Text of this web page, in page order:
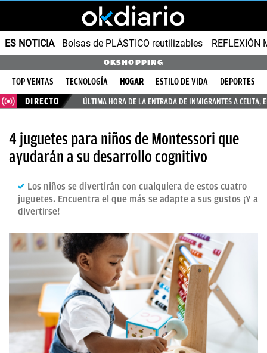
ES NOTICIA Bolsas de PLÁSTICO reutilizables REFLEXIÓN
OKSHOPPING
TOP VENTAS TECNOLOGÍA HOGAR ESTILO DE VIDA
DEPORTES
DIRECTO
ÚLTIMA HORA DE LA ENTRADA DE INMIGRANTES A CEUTA,
4 juguetes para niños de Montessori que
ayudarán a su desarrollo cognitivo
Los niños se divertirán con cualquiera de estos cuatro
juguetes. Encuentra el que más se adapte a sus gustos ¡Y a
divertirse!